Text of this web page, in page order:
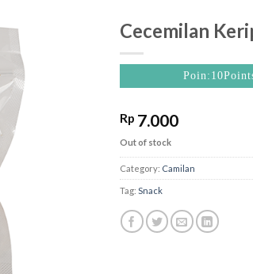
Cecemilan
Rp 7.000
Out of stock
Category: Camilan
Tag: Snack